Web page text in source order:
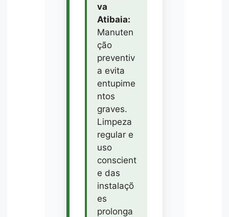
va
Atibaia:
Manuten
ção
preventiv
a evita
entupime
ntos
graves.
Limpeza
regular e
uso
conscient
e das
instalaçõ
es
prolonga